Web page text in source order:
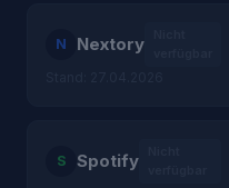
N Nextory
S Spotify